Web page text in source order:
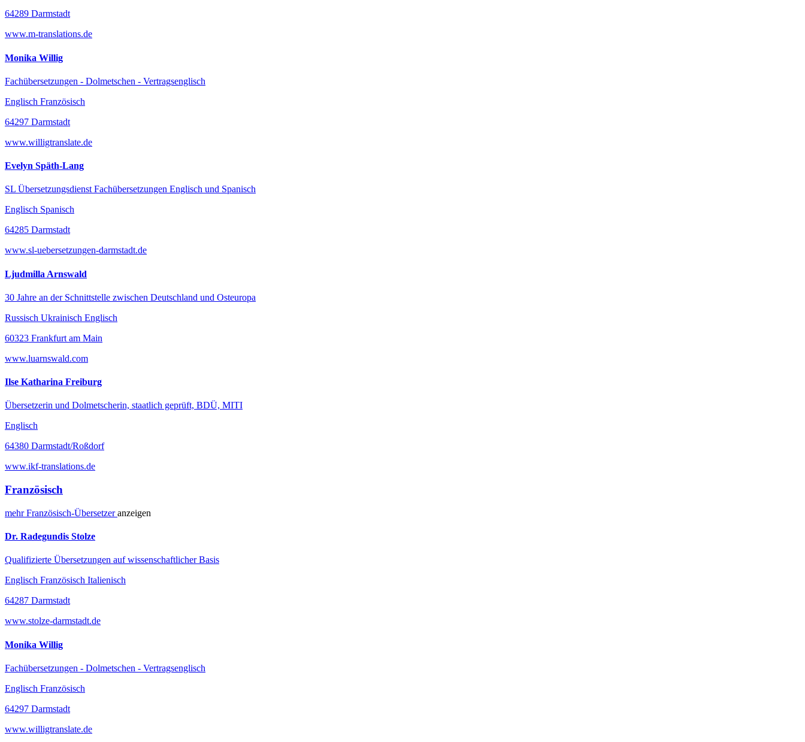
64289 Darmstadt
www.m-translations.de
Monika Willig
Fachübersetzungen - Dolmetschen - Vertragsenglisch
Englisch Französisch
64297 Darmstadt
www.willigtranslate.de
Evelyn Späth-Lang
SL Übersetzungsdienst Fachübersetzungen Englisch und Spanisch
Englisch Spanisch
64285 Darmstadt
www.sl-uebersetzungen-darmstadt.de
Ljudmilla Arnswald
30 Jahre an der Schnittstelle zwischen Deutschland und Osteuropa
Russisch Ukrainisch Englisch
60323 Frankfurt am Main
www.luarnswald.com
Ilse Katharina Freiburg
Übersetzerin und Dolmetscherin, staatlich geprüft, BDÜ, MITI
Englisch
64380 Darmstadt/Roßdorf
www.ikf-translations.de
Französisch
mehrFranzösisch-Übersetzeranzeigen
Dr. Radegundis Stolze
Qualifizierte Übersetzungen auf wissenschaftlicher Basis
Englisch Französisch Italienisch
64287 Darmstadt
www.stolze-darmstadt.de
Monika Willig
Fachübersetzungen - Dolmetschen - Vertragsenglisch
Englisch Französisch
64297 Darmstadt
www.willigtranslate.de